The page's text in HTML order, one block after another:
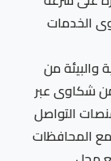
الخدمات
والبيئة من
من شكاوى عبر
التواصل
المحافظات